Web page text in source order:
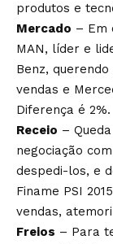
produtos e
Mercado – Em
MAN, líder e
Benz,
vendas e
Diferença é 2%.
Receio –
negociação
despedi-los, e
Finame PSI
vendas,
Freios – Para